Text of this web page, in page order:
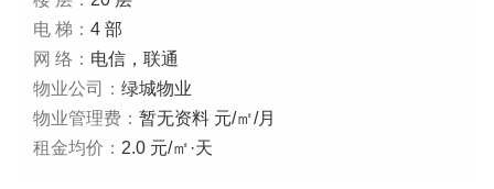
电 梯： 4 部
网 络： 电信，联通
物业公司： 绿城物业
物业管理费： 暂无资料 元/㎡/月
租金均价： 2.0 元/㎡·天